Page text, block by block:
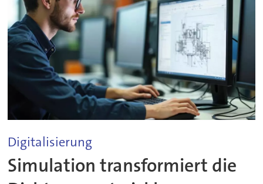
Digitalisierung
Simulation transformiert die